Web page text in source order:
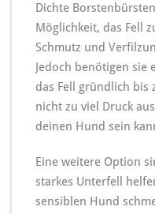
Dichte
Möglichkeit, das Fell
Schmutz und
Jedoch benötigen sie
das Fell gründlich bis
nicht zu viel Druck
deinen Hund sein
Eine weitere Option
starkes Unterfell
sensiblen Hund